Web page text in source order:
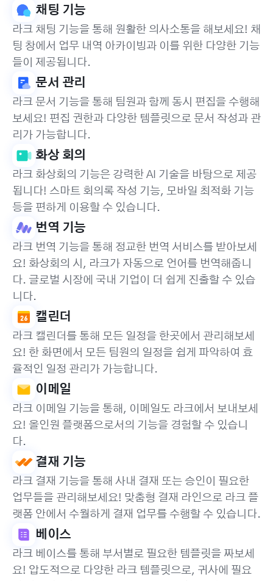
채팅 기능
라크 채팅 기능을 통해 원활한 의사소통을 해보세요! 채
팅 창에서 업무 내역 아카이빙과 이를 위한 다양한 기능
들이 제공됩니다.
문서 관리
라크 문서 기능을 통해 팀원과 함께 동시 편집을 수행해
보세요! 편집 권한과 다양한 템플릿으로 문서 작성과 관
리가 가능합니다.
화상 회의
라크 화상회의 기능은 강력한 AI 기술을 바탕으로 제공
됩니다! 스마트 회의록 작성 기능, 모바일 최적화 기능
등을 편하게 이용할 수 있습니다.
번역 기능
라크 번역 기능을 통해 정교한 번역 서비스를 받아보세
요! 화상회의 시, 라크가 자동으로 언어를 번역해줍니
다. 글로벌 시장에 국내 기업이 더 쉽게 진출할 수 있습
니다.
캘린더
라크 캘린더를 통해 모든 일정을 한곳에서 관리해보세
요! 한 화면에서 모든 팀원의 일정을 쉽게 파악하여 효
율적인 일정 관리가 가능합니다.
이메일
라크 이메일 기능을 통해, 이메일도 라크에서 보내보세
요! 올인원 플랫폼으로서의 기능을 경험할 수 있습니
다.
결재 기능
라크 결재 기능을 통해 사내 결재 또는 승인이 필요한
업무들을 관리해보세요! 맞춤형 결재 라인으로 라크 플
랫폼 안에서 수월하게 결재 업무를 수행할 수 있습니다.
베이스
라크 베이스를 통해 부서별로 필요한 템플릿을 짜보세
요! 압도적으로 다양한 라크 템플릿으로, 귀사에 필요